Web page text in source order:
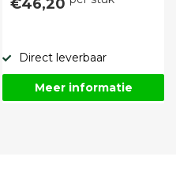
€46,20
Direct leverbaar
Meer informatie